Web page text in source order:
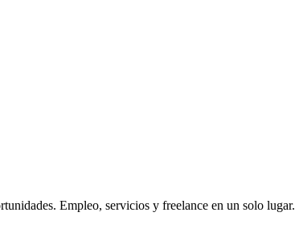
Empleo, servicios y freelance en un solo lugar.